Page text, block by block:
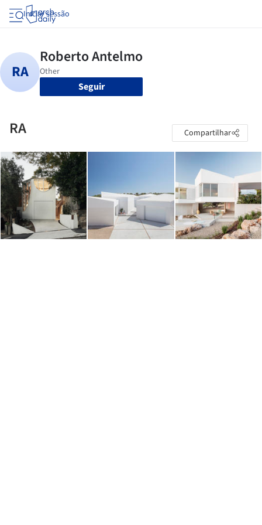
Iniciar sessão
Seguir
RA Compartilhar